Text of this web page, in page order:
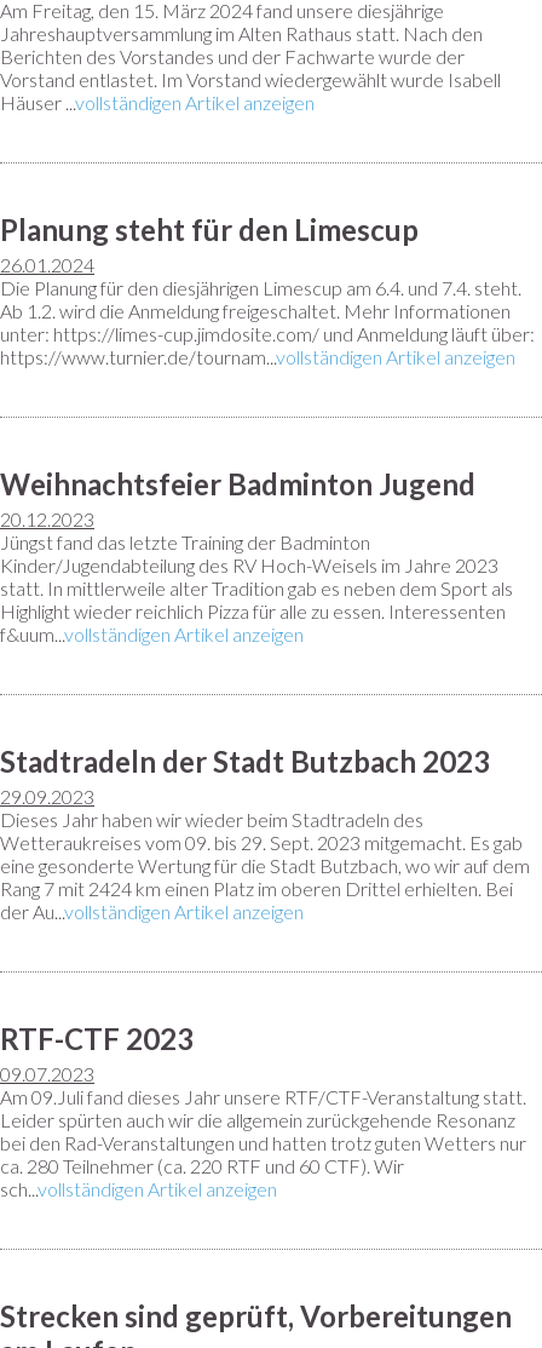
Am Freitag, den 15. März 2024 fand unsere diesjährige
Jahreshauptversammlung im Alten Rathaus statt. Nach den
Berichten des Vorstandes und der Fachwarte wurde der
Vorstand entlastet. Im Vorstand wiedergewählt wurde Isabell
Häuser ...vollständigen Artikel anzeigen
Planung steht für den Limescup
26.01.2024
Die Planung für den diesjährigen Limescup am 6.4. und 7.4. steht.
Ab 1.2. wird die Anmeldung freigeschaltet. Mehr Informationen
unter: https://limes-cup.jimdosite.com/ und Anmeldung läuft über:
https://www.turnier.de/tournam...vollständigen Artikel anzeigen
Weihnachtsfeier Badminton Jugend
20.12.2023
Jüngst fand das letzte Training der Badminton
Kinder/Jugendabteilung des RV Hoch-Weisels im Jahre 2023
statt. In mittlerweile alter Tradition gab es neben dem Sport als
Highlight wieder reichlich Pizza für alle zu essen. Interessenten
f&uum...vollständigen Artikel anzeigen
Stadtradeln der Stadt Butzbach 2023
29.09.2023
Dieses Jahr haben wir wieder beim Stadtradeln des
Wetteraukreises vom 09. bis 29. Sept. 2023 mitgemacht. Es gab
eine gesonderte Wertung für die Stadt Butzbach, wo wir auf dem
Rang 7 mit 2424 km einen Platz im oberen Drittel erhielten. Bei
der Au...vollständigen Artikel anzeigen
RTF-CTF 2023
09.07.2023
Am 09.Juli fand dieses Jahr unsere RTF/CTF-Veranstaltung statt.
Leider spürten auch wir die allgemein zurückgehende Resonanz
bei den Rad-Veranstaltungen und hatten trotz guten Wetters nur
ca. 280 Teilnehmer (ca. 220 RTF und 60 CTF). Wir
sch...vollständigen Artikel anzeigen
Strecken sind geprüft, Vorbereitungen